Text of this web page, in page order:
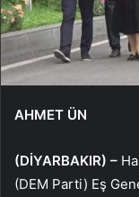
AHMET ÜN
(DİYARBAKIR) –
(DEM Parti) Eş